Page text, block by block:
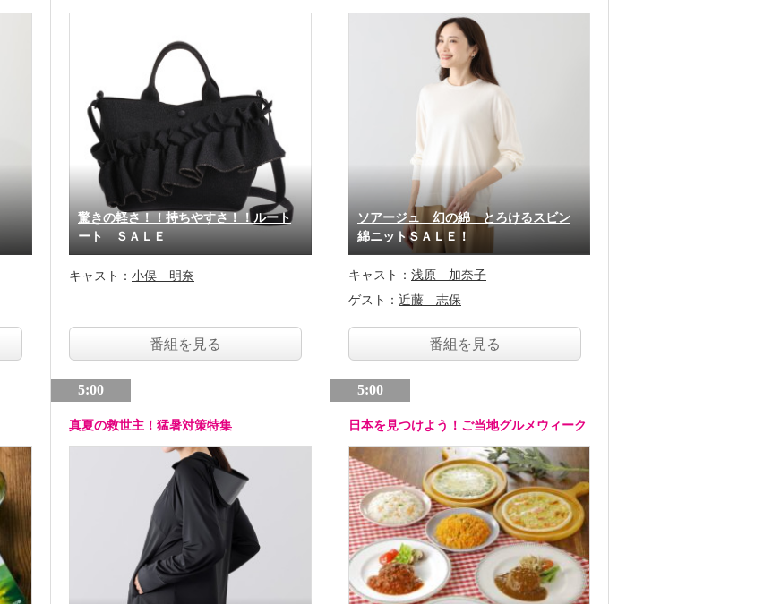
驚きの軽さ！！持ちやすさ！！ルート
ート ＳＡＬＥ
キャスト： 小俣 明奈
番組を見る
5:00
真夏の救世主！猛暑対策特集
ソアージュ 幻の綿 とろけるスビン
綿ニットＳＡＬＥ！
キャスト： 浅原 加奈子
ゲスト： 近藤 志保
番組を見る
5:00
日本を見つけよう！ご当地グルメウィーク